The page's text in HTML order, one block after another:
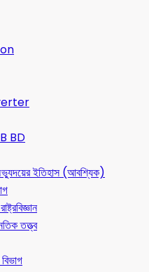
BD
অভ্যুদয়ের ইতিহাস (আবশ্যিক)
তত্ত্ব